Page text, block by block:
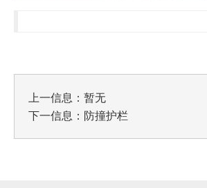
上一信息：暂无
下一信息： 防撞护栏